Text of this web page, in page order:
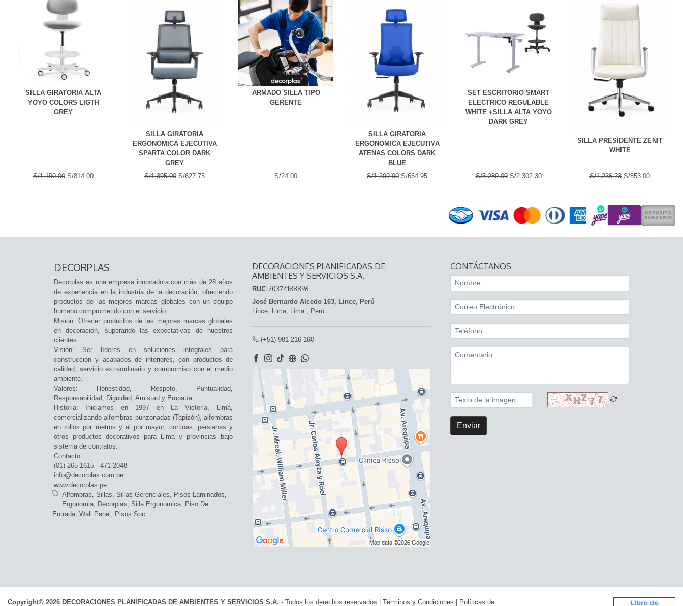
SILLA GIRATORIA ALTA
YOYO COLORS LIGTH
GREY
S/1,100.00 S/814.00
SILLA GIRATORIA
ERGONOMICA EJECUTIVA
SPARTA COLOR DARK
GREY
S/1,395.00 S/627.75
ARMADO SILLA TIPO
GERENTE
S/24.00
SILLA GIRATORIA
ERGONOMICA EJECUTIVA
ATENAS COLORS DARK
BLUE
S/1,209.00 S/664.95
SET ESCRITORIO SMART
ELECTRICO REGULABLE
WHITE +SILLA ALTA YOYO
DARK GREY
S/3,289.00S/2,302.30
SILLA PRESIDENTE ZENIT
WHITE
S/1,236.23 S/853.00
DECORPLAS
Decorplas es una empresa innovadora con más de 28 años
de experiencia en la industria de la decoración, ofreciendo
productos de las mejores marcas globales con un equipo
humano comprometido con el servicio.
Misión: Ofrecer productos de las mejores marcas globales
en decoración, superando las expectativas de nuestros
clientes.
Visión: Ser líderes en soluciones integrales para
construcción y acabados de interiores, con productos de
calidad, servicio extraordinario y compromiso con el medio
ambiente.
Valores: Honestidad, Respeto, Puntualidad,
Responsabilidad, Dignidad, Amistad y Empatía.
Historia: Iniciamos en 1997 en La Victoria, Lima,
comercializando alfombras punzonadas (Tapizón), alfombras
en rollos por metros y al por mayor, cortinas, persianas y
otros productos decorativos para Lima y provincias bajo
sistema de contratos.
Contacto:
(01) 265 1615 - 471 2048
info@decorplas.com.pe
www.decorplas.pe
Alfombras
Sillas Sillas Gerenciales
Pisos Laminados
Ergonomia Decorplas Silla Ergonomica Piso De
Entrada Wall Panel Pisos Spc
DECORACIONES PLANIFICADAS DE
AMBIENTES Y SERVICIOS S.A.
RUC:20374188896
José Bernardo Alcedo 163, Lince, Perú
Lince, Lima, Lima Perú
(+51) 981-216-160
CONTÁCTANOS
Enviar
Copyright© 2026 DECORACIONES PLANIFICADAS DE AMBIENTES Y SERVICIOS S.A. - Todos los derechos reservados | Términos y Condiciones | Políticas de